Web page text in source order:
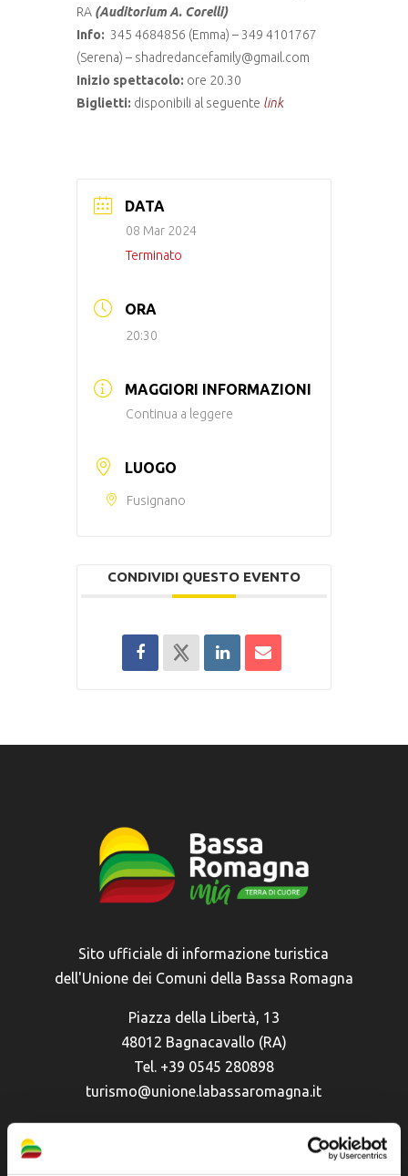
RA (Auditorium A. Corelli)
Info: 345 4684856 (Emma) – 349 4101767
(Serena) – shadredancefamily@gmail.com
Inizio spettacolo: ore 20.30
Biglietti: disponibili al seguente link
DATA
08 Mar 2024
Terminato
ORA
20:30
MAGGIORI INFORMAZIONI
Continua a leggere
LUOGO
Fusignano
CONDIVIDI QUESTO EVENTO
Sito ufficiale di informazione turistica
dell'Unione dei Comuni della Bassa Romagna
Piazza della Libertà, 13
48012 Bagnacavallo (RA)
Tel. +39 0545 280898
turismo@unione.labassaromagna.it
P.E.C. pg.unione.labassaromagna.it@legalmail.it